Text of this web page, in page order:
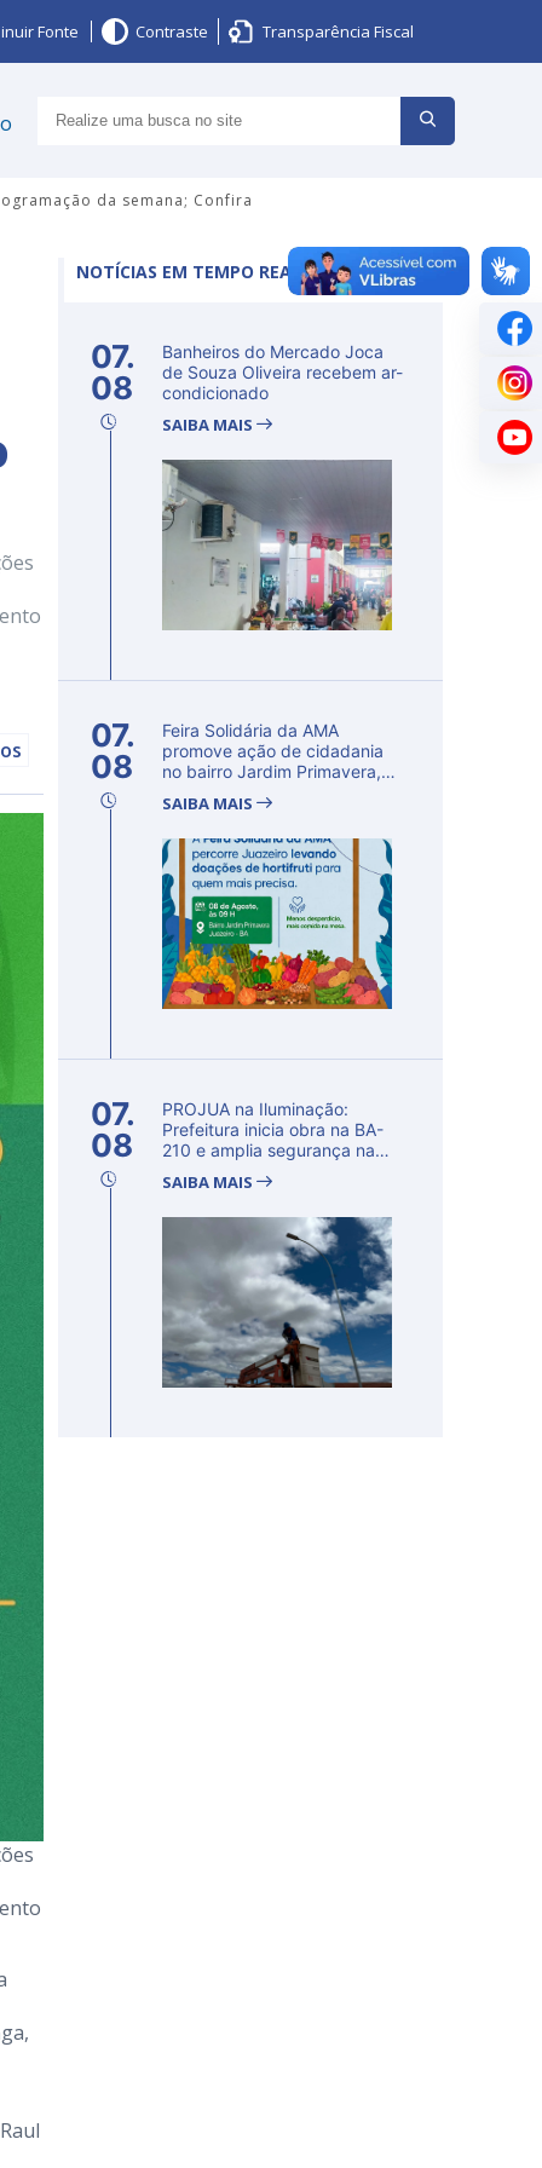
Fonte Contraste Transparência Fiscal
da semana; Confira
NOTÍCIAS EM TEMPO REAL
07.
08
Banheiros do Mercado Joca
de Souza Oliveira recebem ar-
condicionado
SAIBA MAIS
07.
08
Feira Solidária da AMA
promove ação de cidadania
no bairro Jardim Primavera,
SAIBA MAIS
07.
08
PROJUA na Iluminação:
Prefeitura inicia obra na BA-
210 e amplia segurança na
SAIBA MAIS